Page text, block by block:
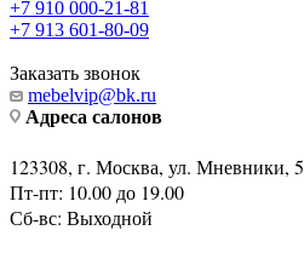
+7 910 000-21-81
+7 913 601-80-09
Заказать звонок
mebelvip@bk.ru
Адреса салонов
123308, г. Москва, ул. Мневники, 5
Пт-пт: 10.00 до 19.00
Сб-вс: Выходной